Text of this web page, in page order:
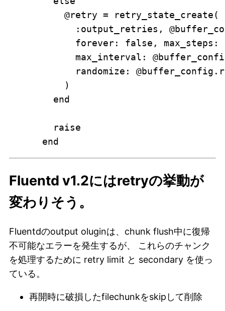
          @retry = retry_state_create(
:output_retries,
forever: false,
max_interval:
randomize:
          )
        end
        raise
Fluentd v1.2にはretryの挙動が
変わりそう。
Fluentdのoutput oluginは、chunk flush中に復帰
不可能なエラーを発生するが、 これらのチャンク
を処理するために retry limit と secondary を使っ
ている。
再開時に破損したfilechunkをskipして削除